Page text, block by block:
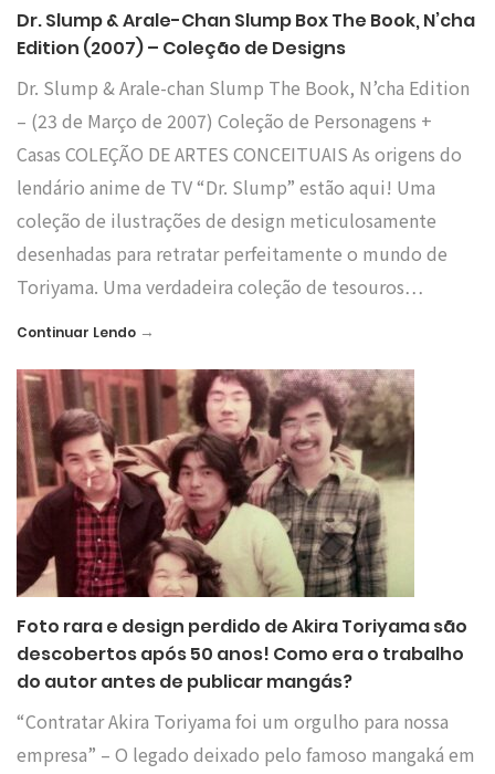
Dr. Slump & Arale-Chan Slump Box The Book, N’cha
Edition (2007) – Coleção de Designs
Dr. Slump & Arale-chan Slump The Book, N’cha Edition
– (23 de Março de 2007) Coleção de Personagens +
Casas COLEÇÃO DE ARTES CONCEITUAIS As origens do
lendário anime de TV “Dr. Slump” estão aqui! Uma
coleção de ilustrações de design meticulosamente
desenhadas para retratar perfeitamente o mundo de
Toriyama. Uma verdadeira coleção de tesouros…
Continuar Lendo →
Foto rara e design perdido de Akira Toriyama são
descobertos após 50 anos! Como era o trabalho
do autor antes de publicar mangás?
“Contratar Akira Toriyama foi um orgulho para nossa
empresa” – O legado deixado pelo famoso mangaká em